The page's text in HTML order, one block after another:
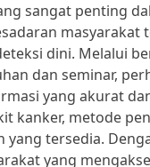
sangat penting
masyarakat
dini. Melalui
dan seminar,
yang akurat
kanker, metode
yang tersedia.
yang